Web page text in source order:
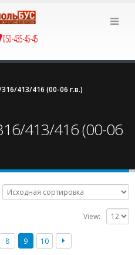
050-435-45-45
413/416 (00-06 г.в.)
413/416 (00-06
View:
8 9 10